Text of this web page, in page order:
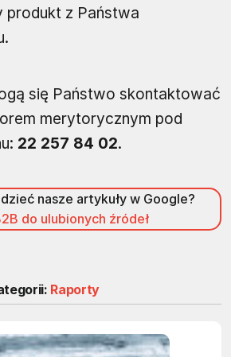
produkt z Państwa
się Państwo skontaktować
merytorycznym pod
22 257 84 02.
nasze artykuły w Google?
do ulubionych źródeł
Raporty